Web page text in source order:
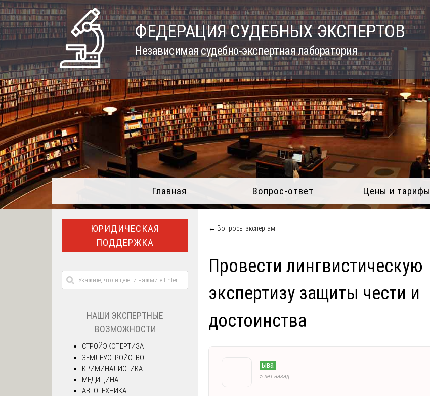
Skip
to
content
ФЕДЕРАЦИЯ СУДЕБНЫХ ЭКСПЕРТОВ
Независимая судебно-экспертная лаборатория
Главная Вопрос-ответ Цены и тарифы
← Вопросы экспертам
Провести лингвистическую
экспертизу защиты чести и
достоинства
ыва
5 лет назад
ЮРИДИЧЕСКАЯ
ПОДДЕРЖКА
НАШИ ЭКСПЕРТНЫЕ
ВОЗМОЖНОСТИ
СТРОЙЭКСПЕРТИЗА
ЗЕМЛЕУСТРОЙСТВО
КРИМИНАЛИСТИКА
МЕДИЦИНА
АВТОТЕХНИКА